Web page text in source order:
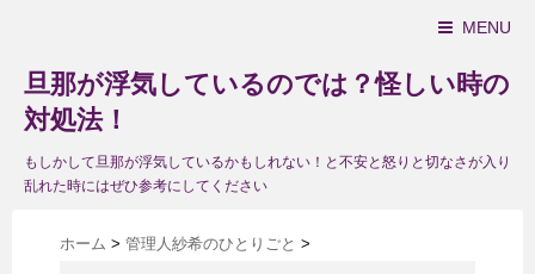
MENU
旦那が浮気しているのでは？怪しい時の
対処法！
もしかして旦那が浮気しているかもしれない！と不安と怒りと切なさが入り
乱れた時にはぜひ参考にしてください
ホーム > 管理人紗希のひとりごと >